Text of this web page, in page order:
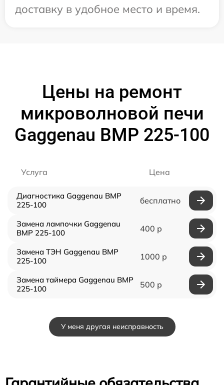
доставку в удобное место и время.
Цены на ремонт
микроволновой печи
Gaggenau BMP 225-100
Услуга Цена
Диагностика Gaggenau BMP
225-100
бесплатно
Замена лампочки Gaggenau
BMP 225-100
400 р
Замена ТЭН Gaggenau BMP
225-100
1000 р
Замена таймера Gaggenau BMP
225-100
500 р
У меня другая неисправность